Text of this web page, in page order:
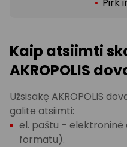
Kaip atsiimti
AKROPOLIS
Užsisakę AKROPOLIS
galite atsiimti:
el. paštu –
formatu).